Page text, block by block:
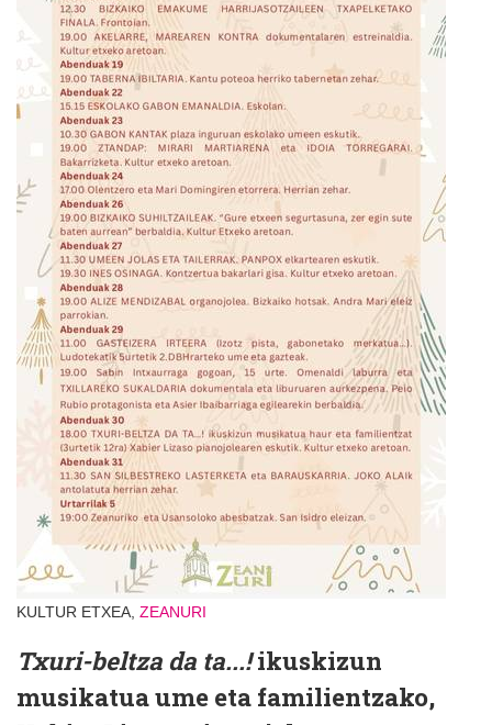
KULTUR ETXEA, ZEANURI
Txuri-beltza da ta...!ikuskizun
musikatua ume eta familientzako,